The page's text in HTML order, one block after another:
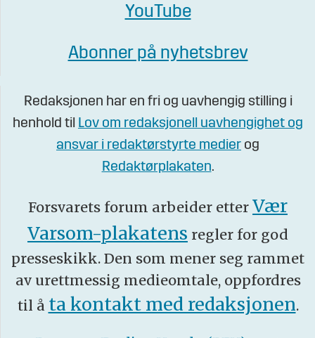
YouTube
Abonner på nyhetsbrev
Redaksjonen har en fri og uavhengig stilling i
henhold til Lov om redaksjonell uavhengighet og
ansvar i redaktørstyrte medier og
Redaktørplakaten.
Forsvarets forum arbeider etter Vær
Varsom-plakatens regler for god
presseskikk. Den som mener seg rammet
av urettmessig medieomtale, oppfordres
til å ta kontakt med redaksjonen.